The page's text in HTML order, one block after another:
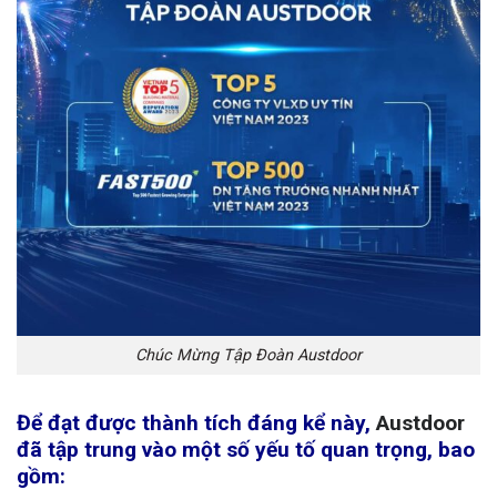
Chúc Mừng Tập Đoàn Austdoor
Để đạt được thành tích đáng kể này,Austdoor
đã tập trung vào một số yếu tố quan trọng, bao
gồm: